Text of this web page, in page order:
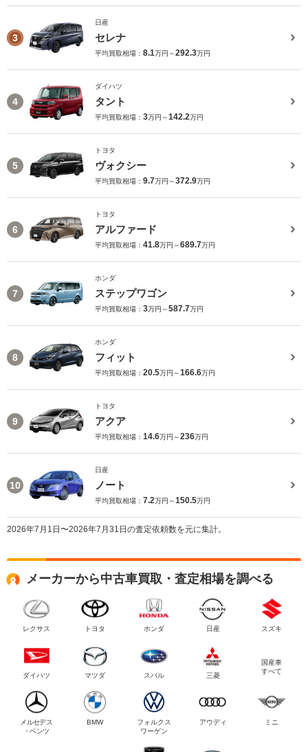
3
日産
セレナ
平均買取相場： 8.1万円～292.3万円
4
ダイハツ
タント
平均買取相場： 3万円～142.2万円
5
トヨタ
ヴォクシー
平均買取相場： 9.7万円～372.9万円
6
トヨタ
アルファード
平均買取相場： 41.8万円～689.7万円
7
ホンダ
ステップワゴン
平均買取相場： 3万円～587.7万円
8
ホンダ
フィット
平均買取相場： 20.5万円～166.6万円
9
トヨタ
アクア
平均買取相場： 14.6万円～236万円
10
日産
ノート
平均買取相場： 7.2万円～150.5万円
2026年7月1日〜2026年7月31日の査定依頼数を元に集計。
メーカーから中古車買取・査定相場を調べる
レクサス トヨタ ホンダ 日産 スズキ
ダイハツ マツダ スバル 三菱
国産車
すべて
メルセデス
・ベンツ
BMW
フォルクス
ワーゲン
アウディ ミニ